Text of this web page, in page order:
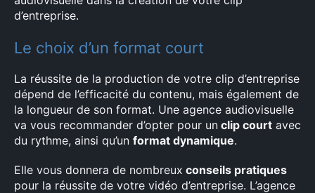
d’entreprise.
Le choix d’un format court
La réussite de la production de votre clip d’entreprise
dépend de l’efficacité du contenu, mais également de
la longueur de son format. Une agence audiovisuelle
va vous recommander d’opter pour un clip court avec
du rythme, ainsi qu’un format dynamique.
Elle vous donnera de nombreux conseils pratiques
pour la réussite de votre vidéo d’entreprise. L’agence